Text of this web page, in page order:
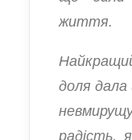
життя.
доля
радість,